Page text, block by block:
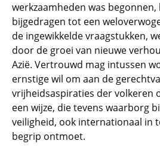
werkzaamheden was
bijgedragen tot een
de ingewikkelde vraagstukken,
door de groei van nieuwe
Azië. Vertrouwd mag intussen
ernstige wil om aan de
vrijheidsaspiraties der volkeren
een wijze, die tevens waarborg
veiligheid, ook internationaal in
begrip ontmoet.